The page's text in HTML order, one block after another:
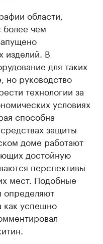
области,
более чем
изделий. В
для таких
но руководство
технологии за
условиях
способна
защиты
доме работают
достойную
перспективы
мест. Подобные
определяют
как успешно